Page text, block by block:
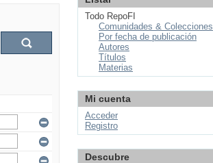
Todo RepoFI
Comunidades & Colecciones
Por fecha de publicación
Autores
Títulos
Materias
Mi cuenta
Acceder
Registro
Descubre